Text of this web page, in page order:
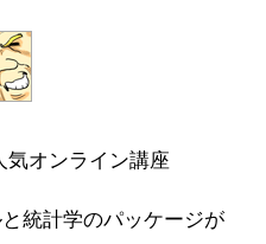
オンライン講座
統計学のパッケージが